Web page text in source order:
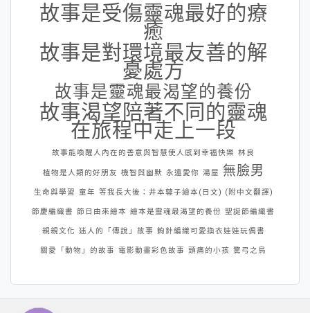
故事是受傷靈魂最好的療
癒
故事是對環境最友善的解
憂處方
故事是靈魂最渴望的養份
故事渴望陪著不同的靈魂
在旅程中走上一段
故事能喚醒人內在的善意與智慧使人感到幸福快樂 林良
植物是人類的好朋友 機智與幽默 永遠愛你 湯屋 無臉男
生命與學習 童年 等我長大後：井本蓉子繪本(日文) (附中文翻譯)
節慶編織書 節日由來繪本 繪本是靈魂最渴望的養份 聖誕節編織書
親親文化 迷人的「傳說」故事 鉤針編織可愛換衣娃娃玩偶書
關愛「動物」的故事 電影動畫彩色故事 頭痛的小孩 驚弓之鳥